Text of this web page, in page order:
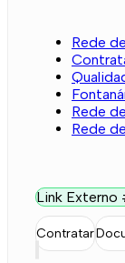
Rede
Rede
Rede
Link Externo
Contratar